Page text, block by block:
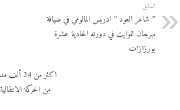
السابق
” شاعر العود ” ادريس المالومي في ضيافة
مهرجان تموايت في دورته الحادية عشرة
بورزازات
اكثر من
من الحركة